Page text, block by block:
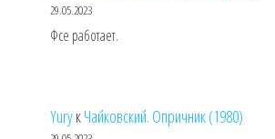
29.05.2023
Фсе работает.
YuryкЧайковский. Опричник (1980)